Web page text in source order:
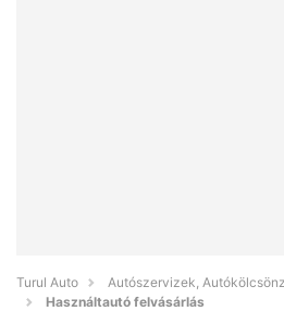
Turul Auto
Autószervizek,
Használtautó felvásárlás